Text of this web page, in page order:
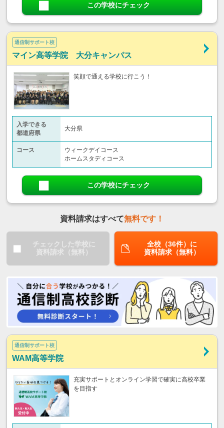
この学校にチェック
通信制サポート校
マイン高等学院 大分キャンパス
笑顔で通える学校に行こう！
入学できる
都道府県
大分県
コース
ウィークデイコース
ホームスタディコース
この学校にチェック
資料請求はすべて無料です！
チェックした学校に
資料請求（無料）
全校（36件）に
資料請求（無料）
通信制サポート校
WAM高等学院
充実サポートとオンライン学習で確実に高校卒業
を目指す